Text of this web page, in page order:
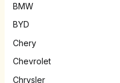
BMW
BYD
Chery
Chevrolet
Chrysler